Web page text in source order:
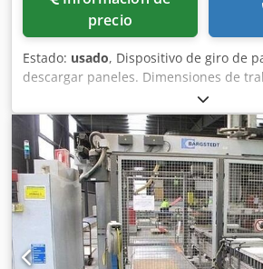
precio
Estado: usado, Dispositivo de giro de
descargar paneles. Dimensiones de
máxima del panel: 1300 mm. *
3200 mm. * Sistema de giro: doble
de transversal a longitudinal. Este
menudo en la industria de la madera
facilitar el movimiento de los paneles
procesamiento. paneles durante el
alguna pregunta o necesita más
ponerse en contacto con nosotros.